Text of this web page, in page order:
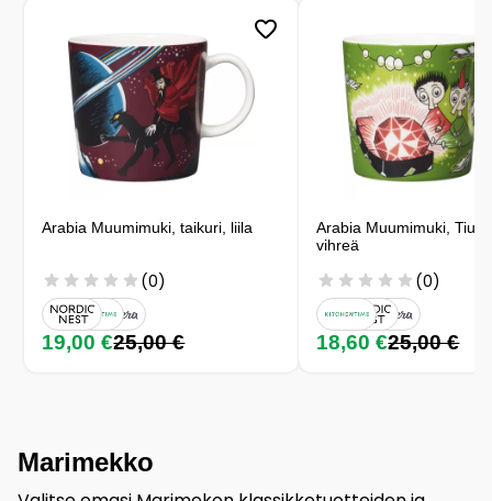
Arabia Muumimuki, taikuri, liila
(0)
19,00 €25,00 €
Arabia Muumimuki,
vihreä
(0)
18,60 €25,00 €
Marimekko